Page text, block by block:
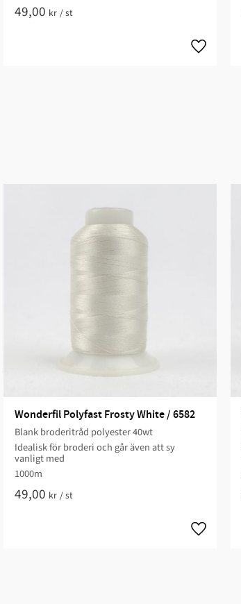
49,00 kr /st
Wonderfil Polyfast Frosty White / 6582
Blank broderitråd polyester 40wt
Idealisk för broderi och går även att sy
vanligt med
1000m
49,00 kr /st